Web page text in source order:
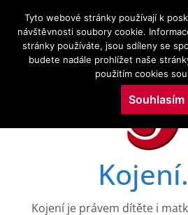
obsah
6.8.2026
Novinky: CESTY K NEROVNOSTEM
DĚTÍ V RANÉM VĚKU:
NAROZENÝCH
Drogy a kojení a
Výzkumné trendy kojení a
mapovací analýza
WHO PRO EVROPU, 2026
Aktuální témata v kojení a
Kojení je právem dítěte i
Tyto webové stránky používají k
návštěvnosti soubory cookie.
stránky používáte, jsou sdíleny se
budete nadále prohlížet naše
použitím cookies
Souhlasím